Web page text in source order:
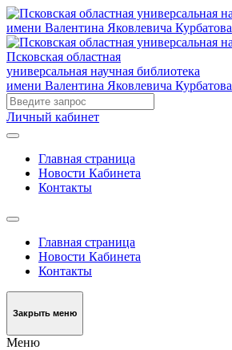
Псковская областная
универсальная научная библиотека
имени Валентина Яковлевича Курбатова
Личный кабинет
Главная страница
Новости Кабинета
Контакты
Главная страница
Новости Кабинета
Контакты
Закрыть меню
Меню